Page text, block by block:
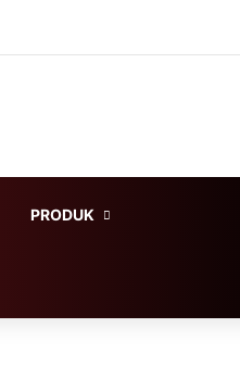
PRODUK